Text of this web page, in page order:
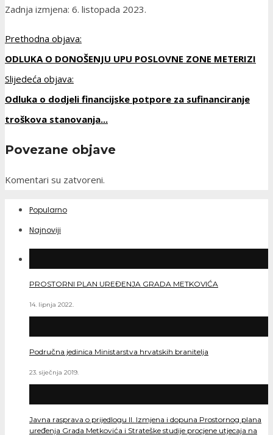
Zadnja izmjena: 6. listopada 2023.
Prethodna objava:
ODLUKA O DONOŠENJU UPU POSLOVNE ZONE METERIZI
Slijedeća objava:
Odluka o dodjeli financijske potpore za sufinanciranje
troškova stanovanja...
Povezane objave
Komentari su zatvoreni.
Popularno
Najnoviji
PROSTORNI PLAN UREĐENJA GRADA METKOVIĆA
14. lipnja 2022.
Područna jedinica Ministarstva hrvatskih branitelja
23. siječnja 2019.
Javna rasprava o prijedlogu II. Izmjena i dopuna Prostornog plana
uređenja Grada Metkovića i Strateške studije procjene utjecaja na